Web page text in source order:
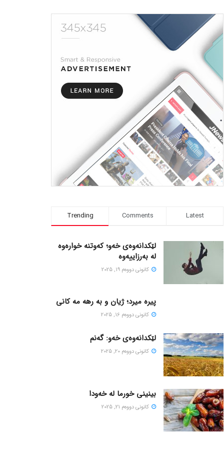
Trending Comments Latest
لێکدانەوەی خەو؛ کەوتنە خوارەوە
لە بەرزاییەوە
كانونی دووه‌م 19, 2025
پیره میرد؛ ژیان و به رهه مه کانی
كانونی دووه‌م 16, 2025
لێکدانەوەی خەو: گەنم
كانونی دووه‌م 20, 2025
بینینی خورما لە خەودا
كانونی دووه‌م 21, 2025